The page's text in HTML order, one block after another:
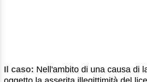
Il caso: Nell'ambito di una causa di